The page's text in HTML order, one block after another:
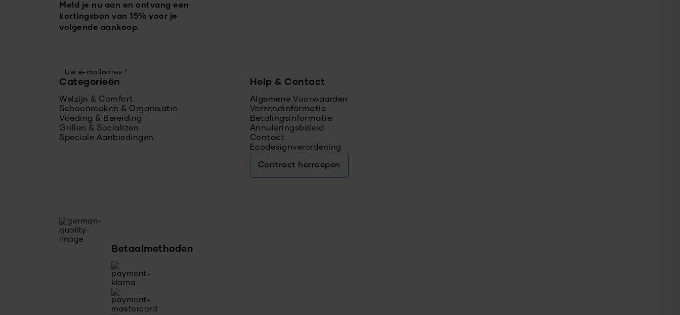
Meld je nu aan en ontvang een
kortingsbon van 15% voor je
volgende aankoop.
Uw e-mailadres *
Categorieën
Welzijn & Comfort
Schoonmaken & Organisatie
Voeding & Bereiding
Grillen & Socializen
Speciale Aanbiedingen
Help & Contact
Algemene Voorwaarden
Verzendinformatie
Betalingsinformatie
Annuleringsbeleid
Contact
Ecodesignverordening
Contract herroepen
Betaalmethoden